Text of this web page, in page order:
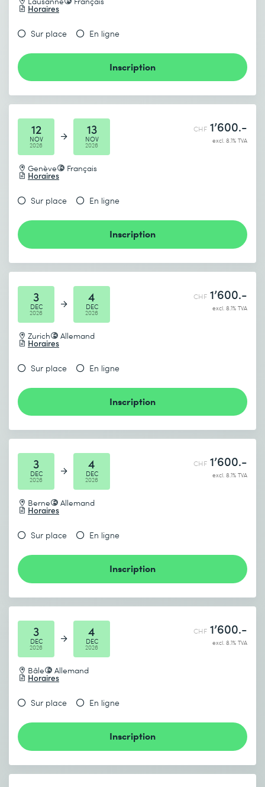
Horaires
Sur place En ligne
Inscription
12
NOV
2026
13
NOV
2026
Genève Français
Horaires
CHF 1’600.-
excl. 8.1% TVA
Sur place En ligne
Inscription
3
DEC
2026
4
DEC
2026
Zurich Allemand
Horaires
CHF 1’600.-
excl. 8.1% TVA
Sur place En ligne
Inscription
3
DEC
2026
4
DEC
2026
Berne Allemand
Horaires
CHF 1’600.-
excl. 8.1% TVA
Sur place En ligne
Inscription
3
DEC
2026
4
DEC
2026
Bâle Allemand
Horaires
CHF 1’600.-
excl. 8.1% TVA
Sur place En ligne
Inscription